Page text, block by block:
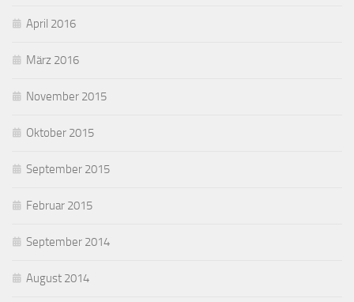
April 2016
März 2016
November 2015
Oktober 2015
September 2015
Februar 2015
September 2014
August 2014